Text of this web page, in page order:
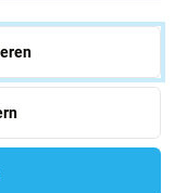
werden
nicht korrekt an